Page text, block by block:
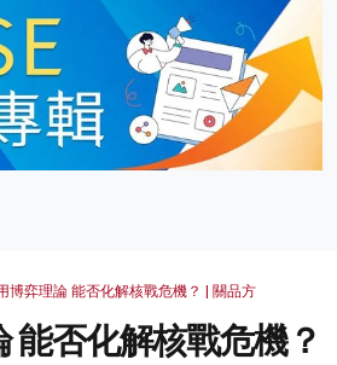
博弈理論 能否化解核戰危機？ | 關品方
能否化解核戰危機？